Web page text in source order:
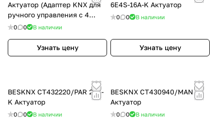
Актуатор (Адаптер KNX для
ручного управления с 4
низковольтными входами и
0 0 В наличии
Узнать цену
6E4S-16A-K Актуатор
0 0 В наличии
Узнать цену
BESKNX CT432220/PAR 22S-
K Актуатор
0 0 В наличии
BESKNX CT430940/MAN
Актуатор
0 0 В наличии